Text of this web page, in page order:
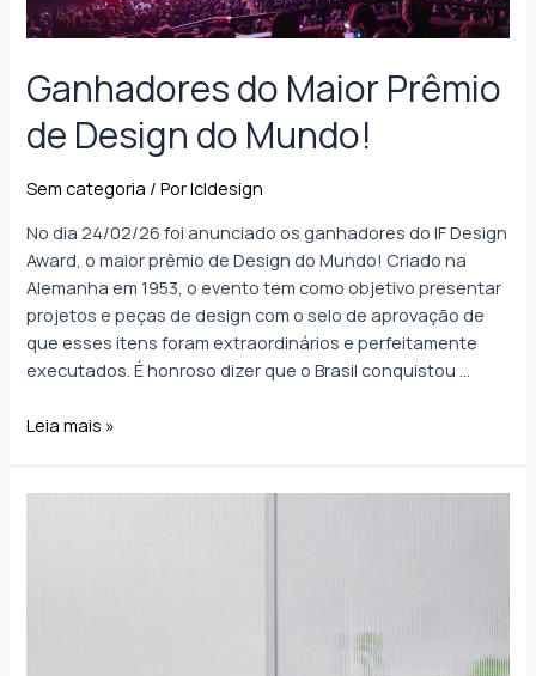
Ganhadores do Maior Prêmio
de Design do Mundo!
Sem categoria / Porlcldesign
No dia 24/02/26 foi anunciado os ganhadores do IF Design
Award, o maior prêmio de Design do Mundo! Criado na
Alemanha em 1953, o evento tem como objetivo presentar
projetos e peças de design com o selo de aprovação de
que esses itens foram extraordinários e perfeitamente
executados. É honroso dizer que o Brasil conquistou …
Leia mais »